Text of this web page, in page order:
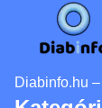
Diabinfo.hu